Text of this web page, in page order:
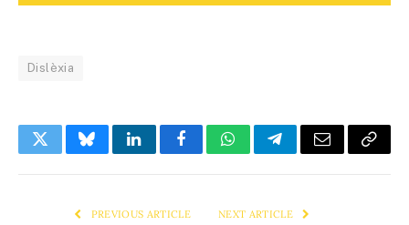
Dislèxia
TwitterBlueskyLinkedInFacebookWhatsAppTelegramEmail Copy
PREVIOUS ARTICLE NEXT ARTICLE